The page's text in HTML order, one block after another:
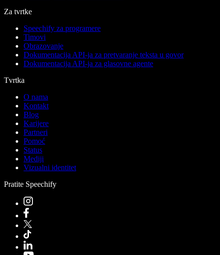
Za tvrtke
Speechify za programere
Timovi
Obrazovanje
Dokumentacija API-ja za pretvaranje teksta u govor
Dokumentacija API-ja za glasovne agente
Tvrtka
O nama
Kontakt
Blog
Karijere
Partneri
Pomoć
Status
Mediji
Vizualni identitet
Pratite Speechify